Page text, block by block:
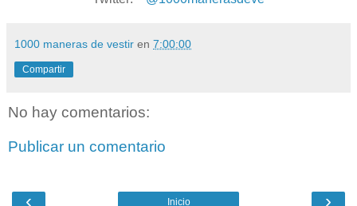
1000 maneras de vestir en 7:00:00
Compartir
No hay comentarios:
Publicar un comentario
‹ ›
Inicio